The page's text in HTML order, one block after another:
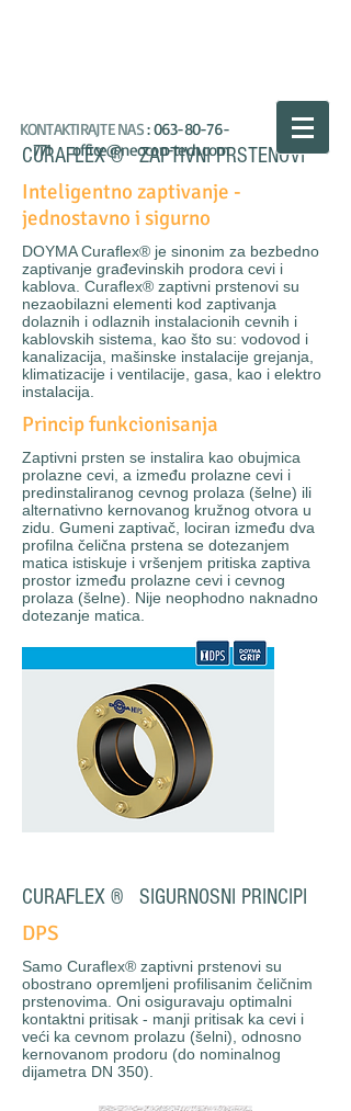
KONTAKTIRAJTE NAS:063-80-76-
771
office@neocon-tech.com
CURAFLEX®ZAPTIVNI PRSTENOVI
Inteligentno zaptivanje -
jednostavno i sigurno
DOYMA Curaflex® je sinonim za bezbedno
zaptivanje građevinskih prodora cevi i
kablova. Curaflex® zaptivni prstenovi su
nezaobilazni elementi kod zaptivanja
dolaznih i odlaznih instalacionih cevnih i
kablovskih sistema, kao što su: vodovod i
kanalizacija, mašinske instalacije grejanja,
klimatizacije i ventilacije, gasa, kao i elektro
instalacija.
Princip funkcionisanja
Zaptivni prsten se instalira kao obujmica
prolazne cevi, a između prolazne cevi i
predinstaliranog cevnog prolaza (šelne) ili
alternativno kernovanog kružnog otvora u
zidu. Gumeni zaptivač, lociran između dva
profilna čelična prstena se dotezanjem
matica istiskuje i vršenjem pritiska zaptiva
prostor između prolazne cevi i cevnog
prolaza (šelne). Nije neophodno naknadno
dotezanje matica.
CURAFLEX ® SIGURNOSNI PRINCIPI
DPS
Samo Curaflex® zaptivni prstenovi su
obostrano opremljeni profilisanim čeličnim
prstenovima. Oni osiguravaju optimalni
kontaktni pritisak - manji pritisak ka cevi i
veći ka cevnom prolazu (šelni), odnosno
kernovanom prodoru (do nominalnog
dijametra DN 350).